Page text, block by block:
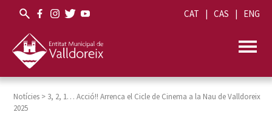
CAT CAS ENG
Notícies > 3, 2, 1… Acció!! Arrenca el Cicle de Cinema a la Nau de Valldoreix
2025